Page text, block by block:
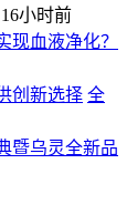
16小时前
现血液净化？
创新选择 全
暨乌灵全新品